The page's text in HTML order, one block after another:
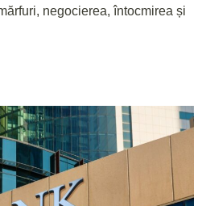
negocierea, întocmirea și